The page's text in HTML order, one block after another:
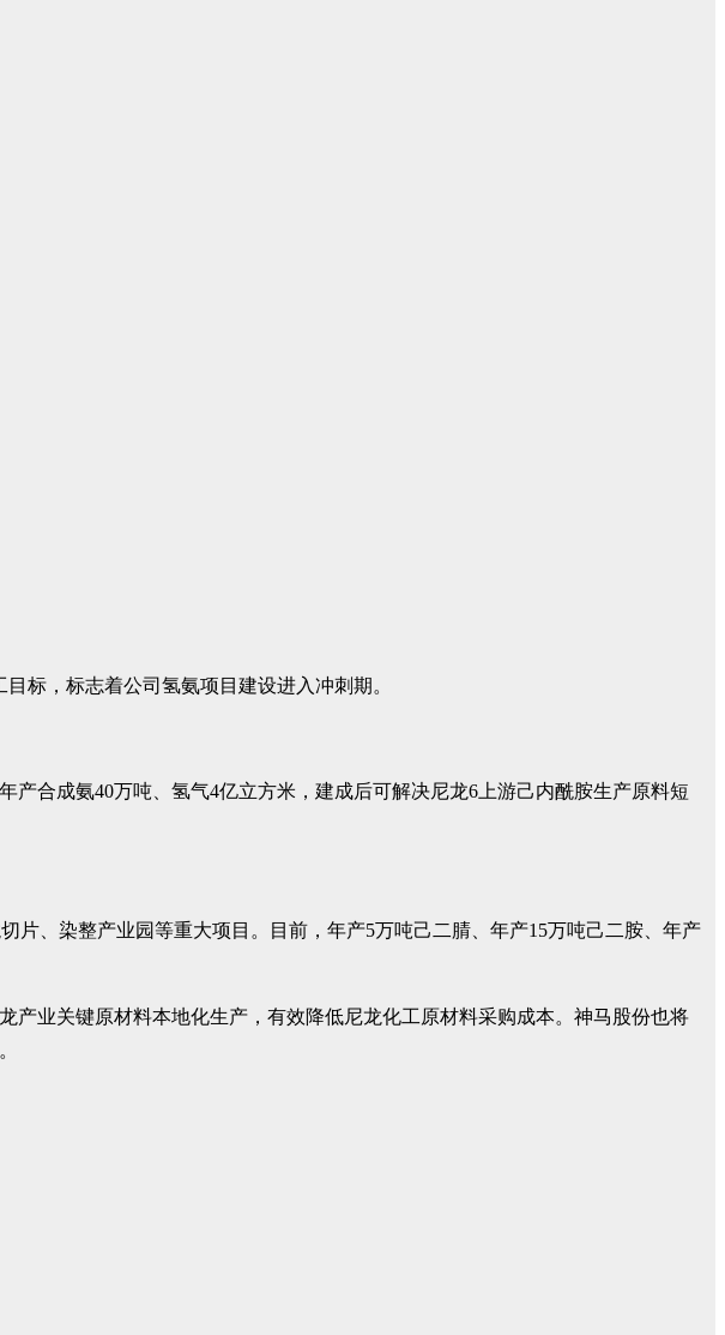
标，标志着公司氢氨项目建设进入冲刺期。
产合成氨40万吨、氢气4亿立方米，建成后可解决尼龙6上游己内酰胺生产原料短
、染整产业园等重大项目。目前，年产5万吨己二腈、年产15万吨己二胺、年产
产业关键原材料本地化生产，有效降低尼龙化工原材料采购成本。神马股份也将